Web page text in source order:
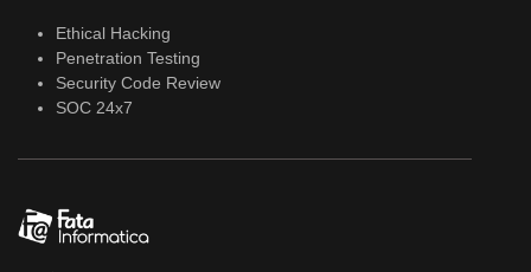
Ethical Hacking
Penetration Testing
Security Code Review
SOC 24x7